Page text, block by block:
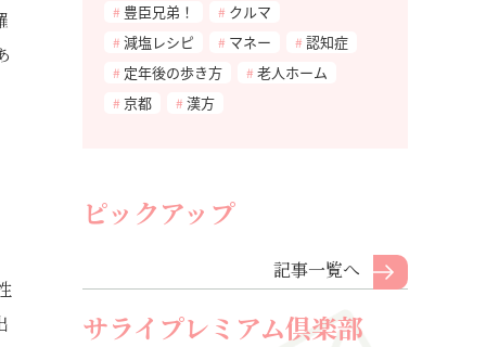
豊臣兄弟！
クルマ
減塩レシピ
マネー
認知症
定年後の歩き方
老人ホーム
京都
漢方
ピックアップ
記事一覧へ
サライプレミアム倶楽部